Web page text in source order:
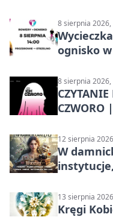
8 sierpnia 2026,
ognisko
8 sierpnia 2026,
12 sierpnia
W
13 sierpnia
Kręgi